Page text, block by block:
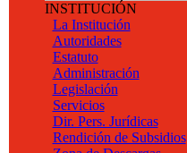
INSTITUCIÓN
La Institución
Autoridades
Estatuto
Administración
Legislación
Servicios
Dir. Pers. Jurídicas
Rendición de Subsidios